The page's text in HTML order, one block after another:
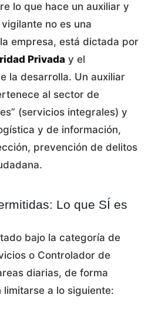
lo que hace un auxiliar y
no es una
empresa, está dictada por
Privada y el
la desarrolla. Un auxiliar
al sector de
(servicios integrales) y
y de información,
prevención de delitos
Lo que SÍ es
bajo la categoría de
o Controlador de
diarias, de forma
a lo siguiente: